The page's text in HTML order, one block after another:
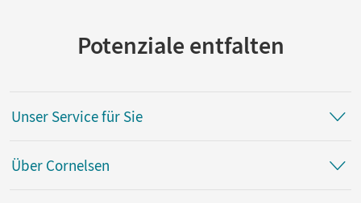
Potenziale entfalten
Unser Service für Sie
Über Cornelsen